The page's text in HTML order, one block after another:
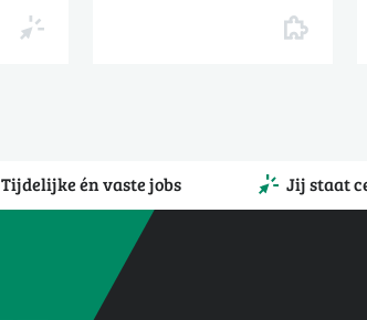
Tijdelijke én vaste jobs Jij staat